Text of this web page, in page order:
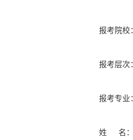
报考院校
报考层次
报考专业
姓 名：